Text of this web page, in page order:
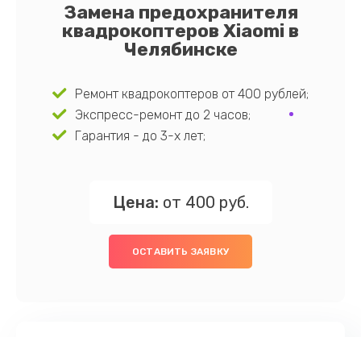
Замена предохранителя
квадрокоптеров Xiaomi в
Челябинске
Ремонт квадрокоптеров от 400 рублей;
Экспресс-ремонт до 2 часов;
Гарантия - до 3-х лет;
Цена: от 400 руб.
ОСТАВИТЬ ЗАЯВКУ